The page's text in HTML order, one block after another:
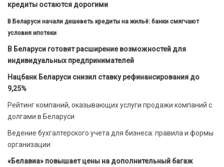
кредиты остаются дорогими
В Беларуси начали дешеветь кредиты на жильё: банки смягчают
условия ипотеки
В Беларуси готовят расширение возможностей для
индивидуальных предпринимателей
Нацбанк Беларуси снизил ставку рефинансирования до
9,25%
Рейтинг компаний, оказывающих услуги продажи компаний с
долгами в Беларуси
Ведение бухгалтерского учета для бизнеса: правила и формы
организации
«Белавиа» повышает цены на дополнительный багаж